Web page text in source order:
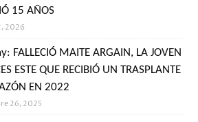
15 AÑOS
2026
FALLECIÓ MAITE ARGAIN, LA JOVEN
ESTE QUE RECIBIÓ UN TRASPLANTE
EN 2022
26, 2025